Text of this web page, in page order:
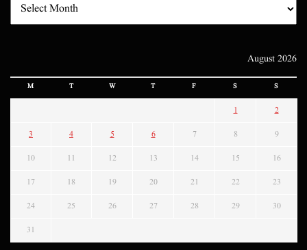
August 2026
M T W T F S S
1 2
3 4 5 6 7 8 9
10 11 12 13 14 15 16
17 18 19 20 21 22 23
24 25 26 27 28 29 30
31